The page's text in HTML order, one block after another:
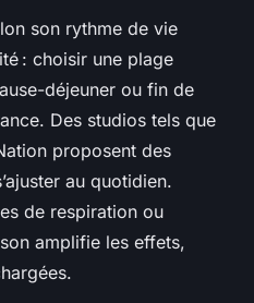
son rythme de vie
: choisir une plage
déjeuner ou fin de
Des studios tels que
proposent des
au quotidien.
de respiration ou
amplifie les effets,